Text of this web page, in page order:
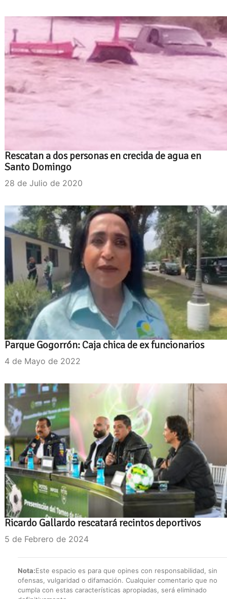
Rescatan a dos personas en crecida de agua en
Santo Domingo
28 de Julio de 2020
Parque Gogorrón: Caja chica de ex funcionarios
4 de Mayo de 2022
Ricardo Gallardo rescatará recintos deportivos
5 de Febrero de 2024
Nota:Este espacio es para que opines con responsabilidad, sin
ofensas, vulgaridad o difamación. Cualquier comentario que no
cumpla con estas características apropiadas, será eliminado